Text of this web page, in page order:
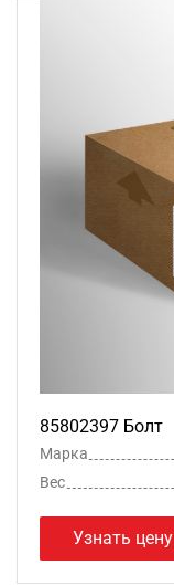
85802397 Болт
Марка
Вес
Узнать цену